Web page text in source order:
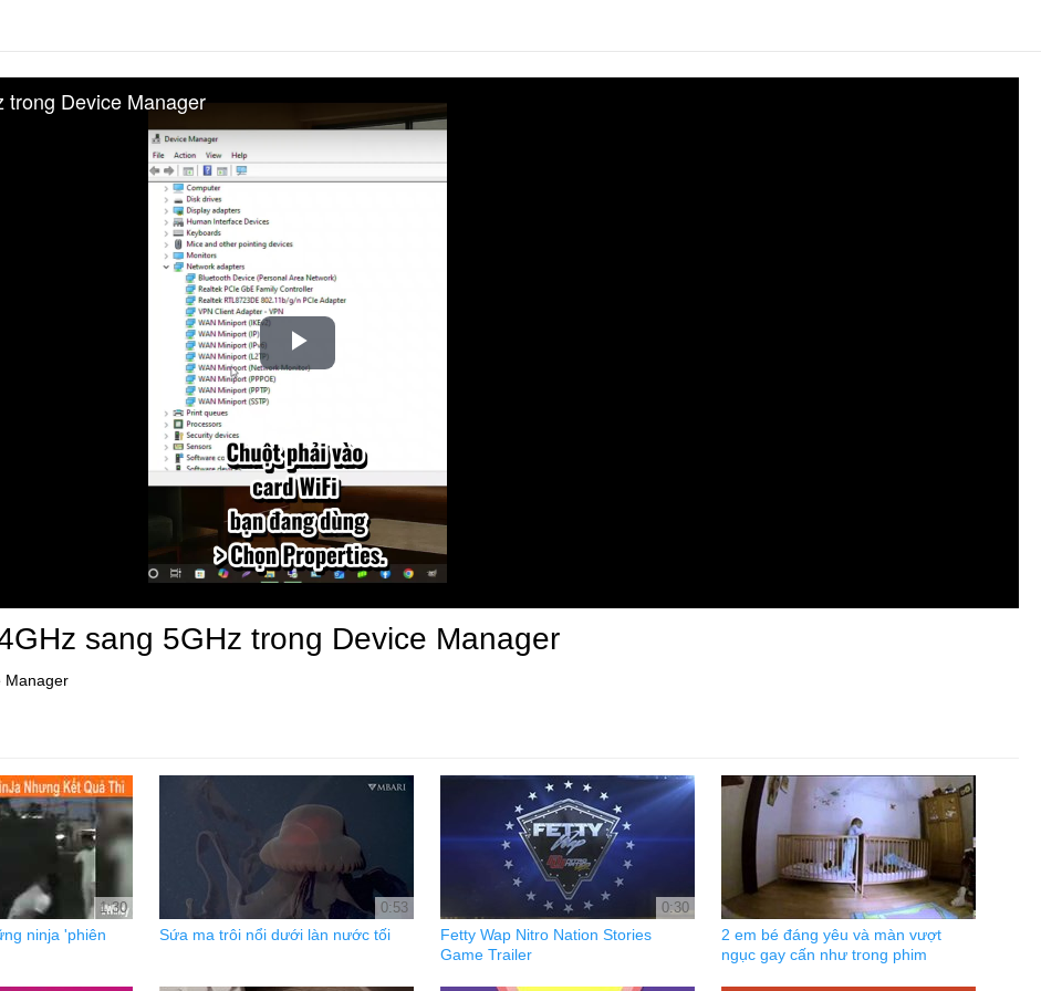
Play
trong Device Manager
sang 5GHz trong Device Manager
Manager
1:30
ninja 'phiên
0:53
Sứa ma trôi nổi dưới làn nước tối
0:30
Fetty Wap Nitro Nation Stories
Game Trailer
2 em bé đáng yêu và màn vượt
ngục gay cấn như trong phim